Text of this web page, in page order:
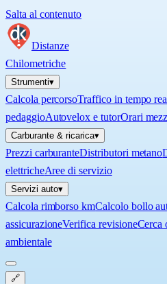
Salta al contenuto
Distanze
Chilometriche
Strumenti▾
Calcola percorsoTraffico in tempo
pedaggioAutovelox e tutorOrari
Carburante & ricarica▾
Prezzi carburanteDistributori metano
elettricheAree di servizio
Servizi auto▾
Calcola rimborso kmCalcolo bollo
assicurazioneVerifica revisioneCerca
ambientale
🔗